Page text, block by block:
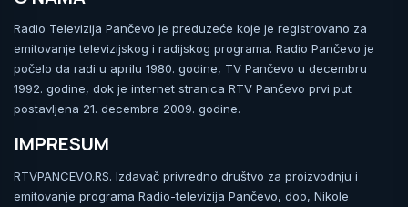
Radio Televizija Pančevo je preduzeće koje je registrovano za
emitovanje televizijskog i radijskog programa. Radio Pančevo je
počelo da radi u aprilu 1980. godine, TV Pančevo u decembru
1992. godine, dok je internet stranica RTV Pančevo prvi put
postavljena 21. decembra 2009. godine.
IMPRESUM
RTVPANCEVO.RS. Izdavač privredno društvo za proizvodnju i
emitovanje programa Radio-televizija Pančevo, doo, Nikole